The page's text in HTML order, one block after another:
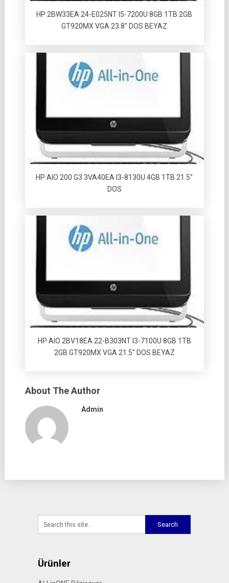
HP 2BW33EA 24-E025NT I5-7200U 8GB 1TB 2GB
GT920MX VGA 23.8″ DOS BEYAZ
HP AIO 200 G3 3VA40EA I3-8130U 4GB 1TB 21.5″
DOS
HP AIO 2BV18EA 22-B303NT I3-7100U 8GB 1TB
2GB GT920MX VGA 21.5″ DOS BEYAZ
About The Author
Admin
Ürünler